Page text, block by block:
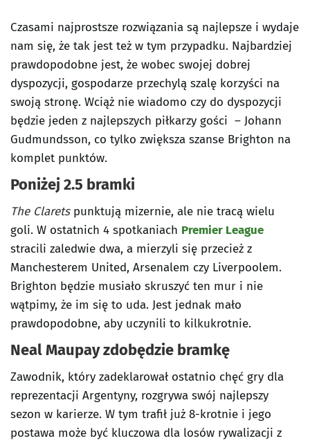
Czasami najprostsze rozwiązania są najlepsze i wydaje
nam się, że tak jest też w tym przypadku. Najbardziej
prawdopodobne jest, że wobec swojej dobrej
dyspozycji, gospodarze przechylą szalę korzyści na
swoją stronę. Wciąż nie wiadomo czy do dyspozycji
będzie jeden z najlepszych piłkarzy gości – Johann
Gudmundsson, co tylko zwiększa szanse Brighton na
komplet punktów.
Poniżej 2.5 bramki
The Claretspunktują mizernie, ale nie tracą wielu
goli. W ostatnich 4 spotkaniach Premier League
stracili zaledwie dwa, a mierzyli się przecież z
Manchesterem United, Arsenalem czy Liverpoolem.
Brighton będzie musiało skruszyć ten mur i nie
wątpimy, że im się to uda. Jest jednak mało
prawdopodobne, aby uczynili to kilkukrotnie.
Neal Maupay zdobędzie bramkę
Zawodnik, który zadeklarował ostatnio chęć gry dla
reprezentacji Argentyny, rozgrywa swój najlepszy
sezon w karierze. W tym trafił już 8-krotnie i jego
postawa może być kluczowa dla losów rywalizacji z